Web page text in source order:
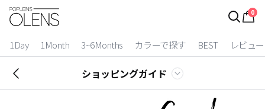
0
1Day 1Month 3~6Months カラーで探す BEST レビュー
ログイン
カラコン比較
今月限定特典
ショッピングガイド